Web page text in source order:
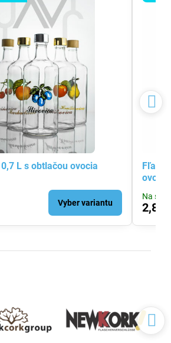
L s obtlačou ovocia
Vyber variantu
Fľaša
ovocia
Na
2,80